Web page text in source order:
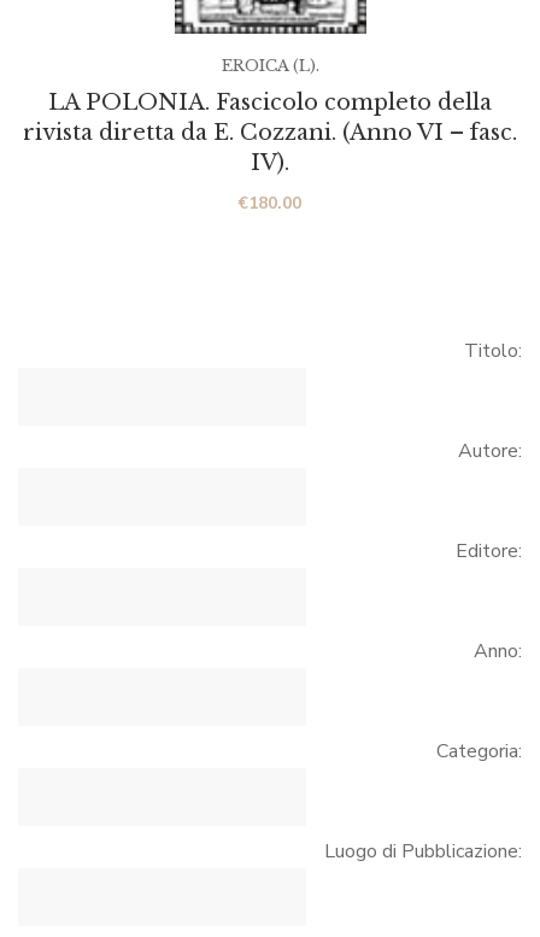
LA POLONIA. Fascicolo completo della
rivista diretta da E. Cozzani. (Anno VI – fasc.
IV).
€180.00
EROICA (L).
Titolo:
Autore:
Editore:
Anno:
Categoria:
Luogo di Pubblicazione: